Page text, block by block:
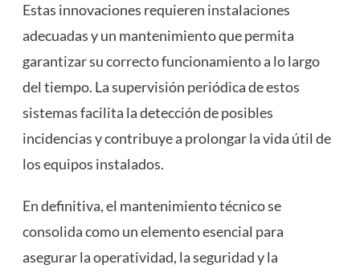
Estas innovaciones requieren instalaciones
adecuadas y un mantenimiento que permita
garantizar su correcto funcionamiento a lo largo
del tiempo. La supervisión periódica de estos
sistemas facilita la detección de posibles
incidencias y contribuye a prolongar la vida útil de
los equipos instalados.
En definitiva, el mantenimiento técnico se
consolida como un elemento esencial para
asegurar la operatividad, la seguridad y la